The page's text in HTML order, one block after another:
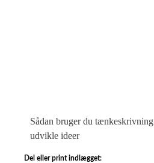
Sådan bruger du
udvikle ideer
Del eller print indlægget: